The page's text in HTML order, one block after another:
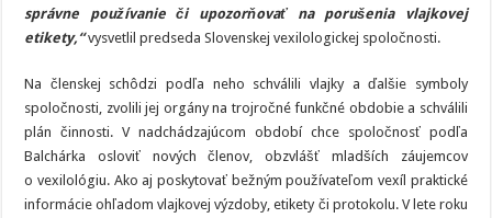
správne používanie či upozorňovať na porušenia vlajkovej
etikety,“vysvetlil predseda Slovenskej vexilologickej spoločnosti.
Na členskej schôdzi podľa neho schválili vlajky a ďalšie symboly
spoločnosti, zvolili jej orgány na trojročné funkčné obdobie a schválili
plán činnosti. V nadchádzajúcom období chce spoločnosť podľa
Balchárka osloviť nových členov, obzvlášť mladších záujemcov
o vexilológiu. Ako aj poskytovať bežným používateľom vexíl praktické
informácie ohľadom vlajkovej výzdoby, etikety či protokolu. V lete roku